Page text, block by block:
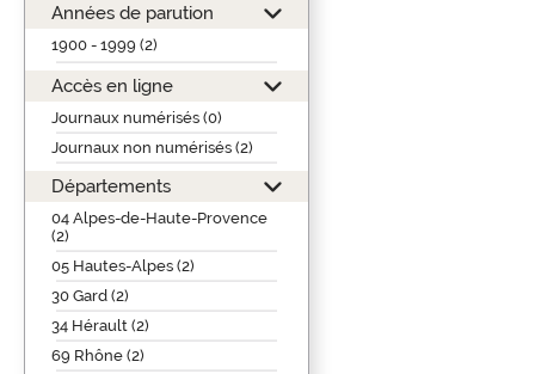
Années de parution
1900 - 1999 (2)
Accès en ligne
Journaux numérisés (0)
Journaux non numérisés (2)
Départements
04 Alpes-de-Haute-Provence
(2)
05 Hautes-Alpes (2)
30 Gard (2)
34 Hérault (2)
69 Rhône (2)